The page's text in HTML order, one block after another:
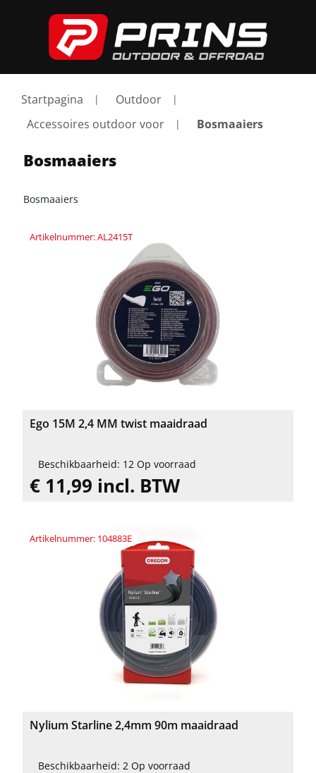
Startpagina
Outdoor
Accessoires outdoor voor
Bosmaaiers
Bosmaaiers
Bosmaaiers
Artikelnummer: AL2415T
Ego 15M 2,4 MM twist maaidraad
Beschikbaarheid: 12 Op voorraad
€ 11,99 incl. BTW
Artikelnummer: 104883E
Nylium Starline 2,4mm 90m maaidraad
Beschikbaarheid: 2 Op voorraad